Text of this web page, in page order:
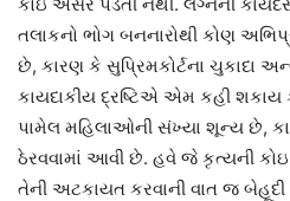
તલાકનો ભોગ બનનારોથી કોણ
છે, કારણ કે સુપ્રિમકોર્ટના ચુકાદા
કાયદાકીય દ્રષ્ટિએ એમ કહી
પામેલ મહિલાઓની સંખ્યા શૂન્ય છે,
ઠેરવવામાં આવી છે. હવે જે કૃત્યની
તેની અટકાયત કરવાની વાત જ